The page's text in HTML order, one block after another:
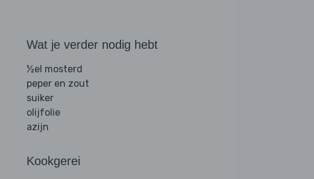
Wat je verder nodig hebt
½el mosterd
peper en zout
suiker
olijfolie
azijn
Kookgerei